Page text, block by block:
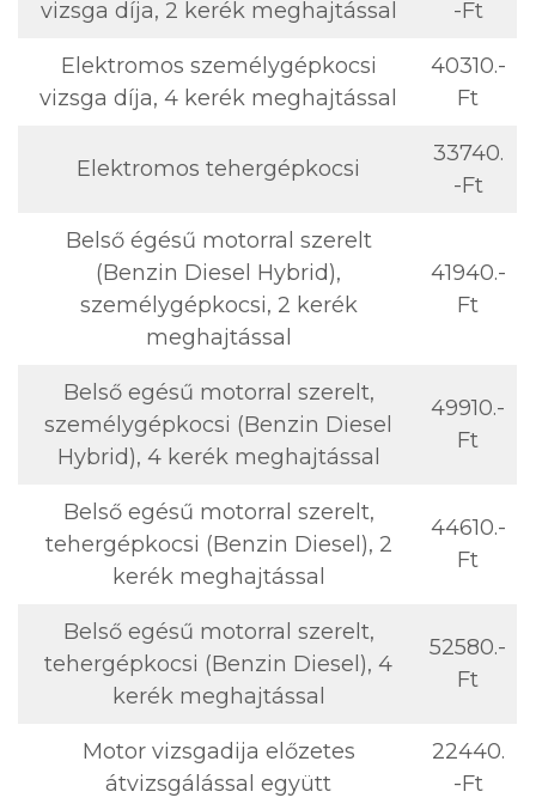
vizsga díja, 2 kerék meghajtással
-Ft
Elektromos személygépkocsi
vizsga díja, 4 kerék meghajtással
40310.-
Ft
Elektromos tehergépkocsi
33740.
-Ft
Belső égésű motorral szerelt
(Benzin Diesel Hybrid),
személygépkocsi, 2 kerék
meghajtással
41940.-
Ft
Belső egésű motorral szerelt,
személygépkocsi (Benzin Diesel
Hybrid), 4 kerék meghajtással
49910.-
Ft
Belső egésű motorral szerelt,
tehergépkocsi (Benzin Diesel), 2
kerék meghajtással
44610.-
Ft
Belső egésű motorral szerelt,
tehergépkocsi (Benzin Diesel), 4
kerék meghajtással
52580.-
Ft
Motor vizsgadija előzetes
átvizsgálással együtt
22440.
-Ft